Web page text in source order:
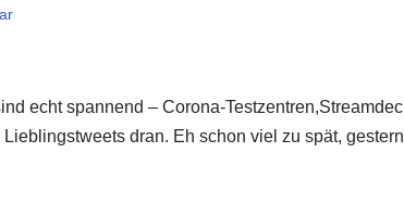
echt spannend – Corona-
dran. Eh schon viel zu spät,